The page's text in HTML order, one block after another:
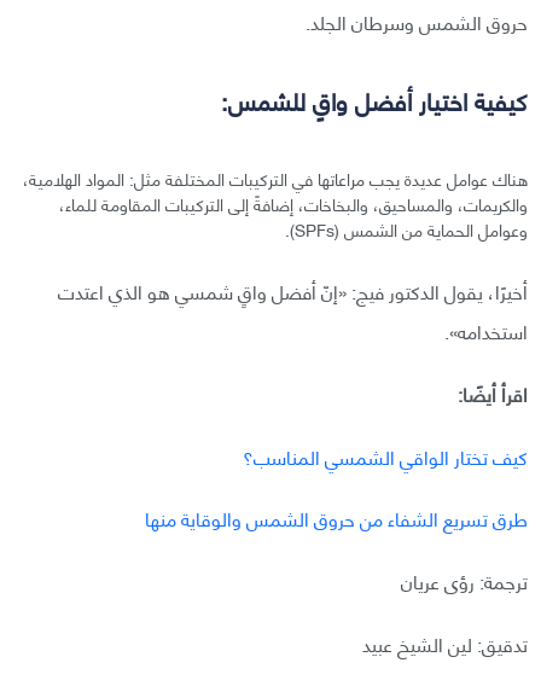
حروق الشمس وسرطان الجلد.
كيفية اختيار أفضل واقٍ للشمس:
هناك عوامل عديدة يجب مراعاتها في التركيبات المختلفة مثل: المواد الهلامية،
والكريمات، والمساحيق، والبخاخات، إضافةً إلى التركيبات المقاومة للماء،
وعوامل الحماية من الشمس (SPFs).
أخيرًا، يقول الدكتور فيج: «إنّ أفضل واقٍ شمسي هو الذي اعتدت
استخدامه».
اقرأ أيضًا:
كيف تختار الواقي الشمسي المناسب؟
طرق تسريع الشفاء من حروق الشمس والوقاية منها
ترجمة: رؤى عريان
تدقيق: لين الشيخ عبيد